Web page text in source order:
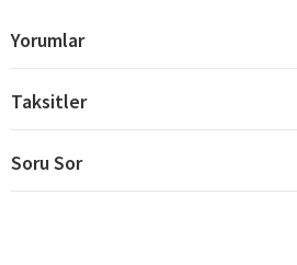
Yorumlar
Taksitler
Soru Sor